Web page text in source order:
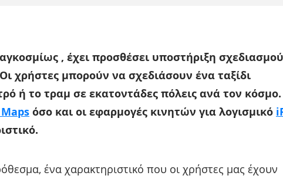
, έχει προσθέσει υποστήριξη σχεδιασμού
χρήστες μπορούν να σχεδιάσουν ένα ταξίδι
ή το τραμ σε εκατοντάδες πόλεις ανά τον
όσο και οι εφαρμογές κινητών για λογισμικό
ένα χαρακτηριστικό που οι χρήστες μας έχουν